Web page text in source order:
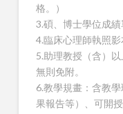
格。）
3.碩、博士學位成績
4.臨床心理師執照影
5.助理教授（含）
無則免附。
6.教學規畫：含教
果報告等）、可開